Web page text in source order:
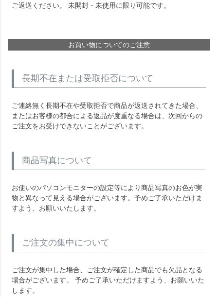
ご返送ください。 未開封・未使用に限り可能です。
お買い物についてのご注意
長期不在または受取拒否について
ご連絡無く長期不在や受取拒否で商品が返送されてきた場合、
またはお客様の都合による返品が度重なる場合は、次回からの
ご注文をお受けできないことがございます。
商品写真について
お使いのパソコンモニターの設定等により商品写真のお色が実
物と異なって見える場合がございます。予めご了承いただけま
すよう、お願いいたします。
ご注文の集中について
ご注文が集中した場合、ご注文が確定した商品でも欠品となる
場合がございます。 予めご了承いただけますよう、お願いいた
します。